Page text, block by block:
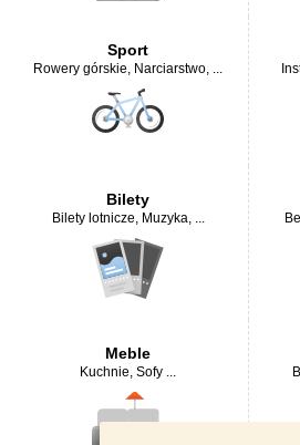
Sport
Rowery górskie, Narciarstwo, ...
Bilety
Bilety lotnicze, Muzyka, ...
Meble
Kuchnie,Sofy ...